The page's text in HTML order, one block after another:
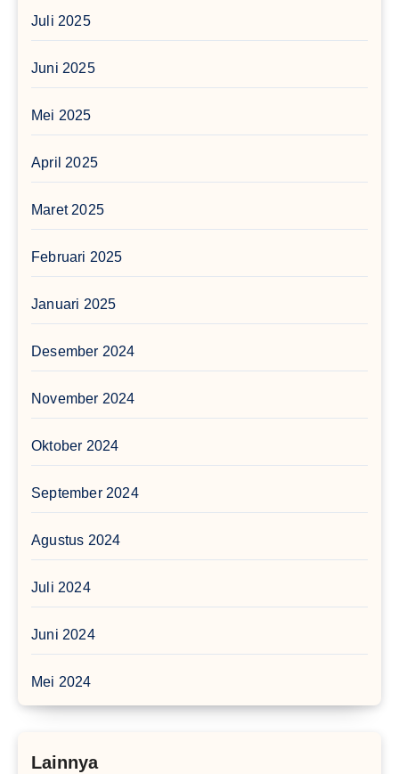
Juli 2025
Juni 2025
Mei 2025
April 2025
Maret 2025
Februari 2025
Januari 2025
Desember 2024
November 2024
Oktober 2024
September 2024
Agustus 2024
Juli 2024
Juni 2024
Mei 2024
Lainnya